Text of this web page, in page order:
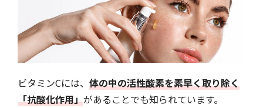
ビタミンCには、 体の中の活性酸素を素早く取り除く
「抗酸化作用」があることでも知られています。